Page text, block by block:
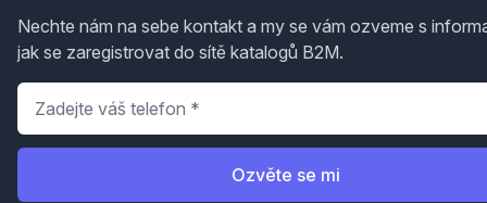
Nechte nám na sebe kontakt a my se vám ozveme s
jak se zaregistrovat do sítě katalogů B2M.
Telefon
Ozvěte se mi